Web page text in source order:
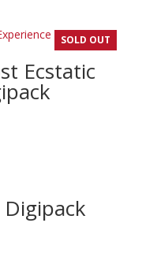
SOLD OUT
Ecstatic
Digipack